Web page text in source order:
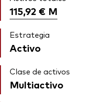
115,92 € M
Estrategia
Activo
Clase de activos
Multiactivo